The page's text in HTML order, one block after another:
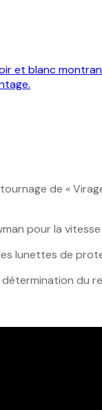
de «
pour la
lunettes de
du